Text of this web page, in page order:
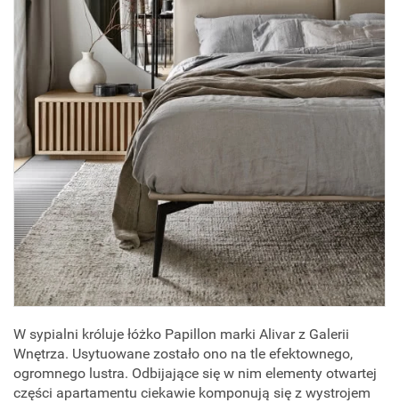
W sypialni króluje łóżko Papillon marki Alivar z Galerii
Wnętrza. Usytuowane zostało ono na tle efektownego,
ogromnego lustra. Odbijające się w nim elementy otwartej
części apartamentu ciekawie komponują się z wystrojem